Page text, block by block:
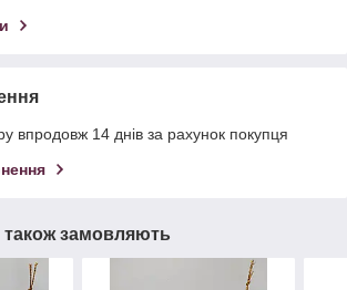
впродовж 14 днів за рахунок покупця
замовляють